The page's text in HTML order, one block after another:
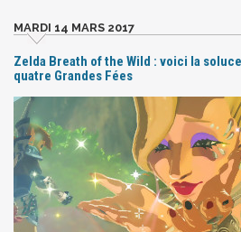
MARDI 14 MARS 2017
Zelda Breath of the Wild : voici la
quatre Grandes Fées